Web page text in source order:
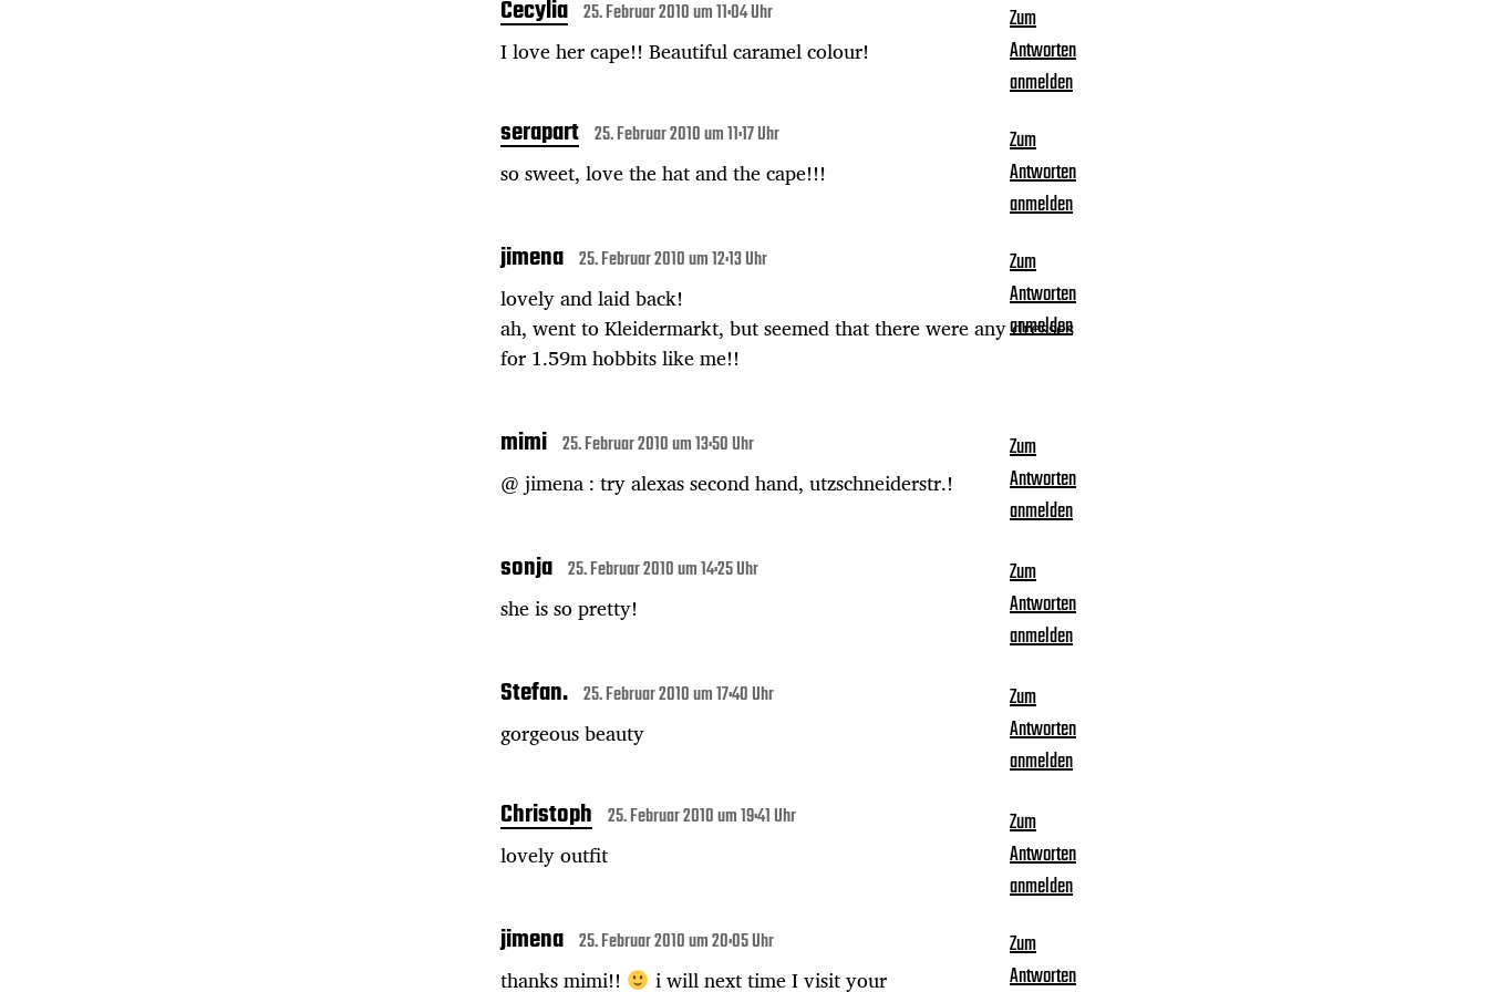
Cecylia 25. Februar 2010 um 11:04 Uhr
I love her cape!! Beautiful caramel colour!
Zum
Antworten
anmelden
serapart 25. Februar 2010 um 11:17 Uhr
so sweet, love the hat and the cape!!!
Zum
Antworten
anmelden
jimena 25. Februar 2010 um 12:13 Uhr
lovely and laid back!
ah, went to Kleidermarkt, but seemed that there were any dresses
for 1.59m hobbits like me!!
Zum
Antworten
anmelden
mimi 25. Februar 2010 um 13:50 Uhr
@ jimena : try alexas second hand, utzschneiderstr.!
Zum
Antworten
anmelden
sonja 25. Februar 2010 um 14:25 Uhr
she is so pretty!
Zum
Antworten
anmelden
Stefan. 25. Februar 2010 um 17:40 Uhr
gorgeous beauty
Zum
Antworten
anmelden
Christoph 25. Februar 2010 um 19:41 Uhr
lovely outfit
Zum
Antworten
anmelden
jimena 25. Februar 2010 um 20:05 Uhr
thanks mimi!! i will next time I visit your
Zum
Antworten